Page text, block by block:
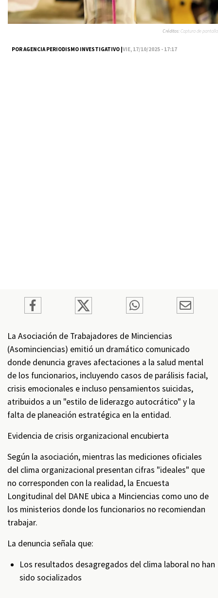
POR AGENCIA PERIODISMO INVESTIGATIVO |VIE, 17/10/2025 - 17:17
Créditos:Captura de pantalla
La Asociación de Trabajadores de Minciencias
(Asominciencias) emitió un dramático comunicado
donde denuncia graves afectaciones a la salud mental
de los funcionarios, incluyendo casos de parálisis facial,
crisis emocionales e incluso pensamientos suicidas,
atribuidos a un "estilo de liderazgo autocrático" y la
falta de planeación estratégica en la entidad.
Evidencia de crisis organizacional encubierta
Según la asociación, mientras las mediciones oficiales
del clima organizacional presentan cifras "ideales" que
no corresponden con la realidad, la Encuesta
Longitudinal del DANE ubica a Minciencias como uno de
los ministerios donde los funcionarios no recomiendan
trabajar.
La denuncia señala que:
Los resultados desagregados del clima laboral no han
sido socializados